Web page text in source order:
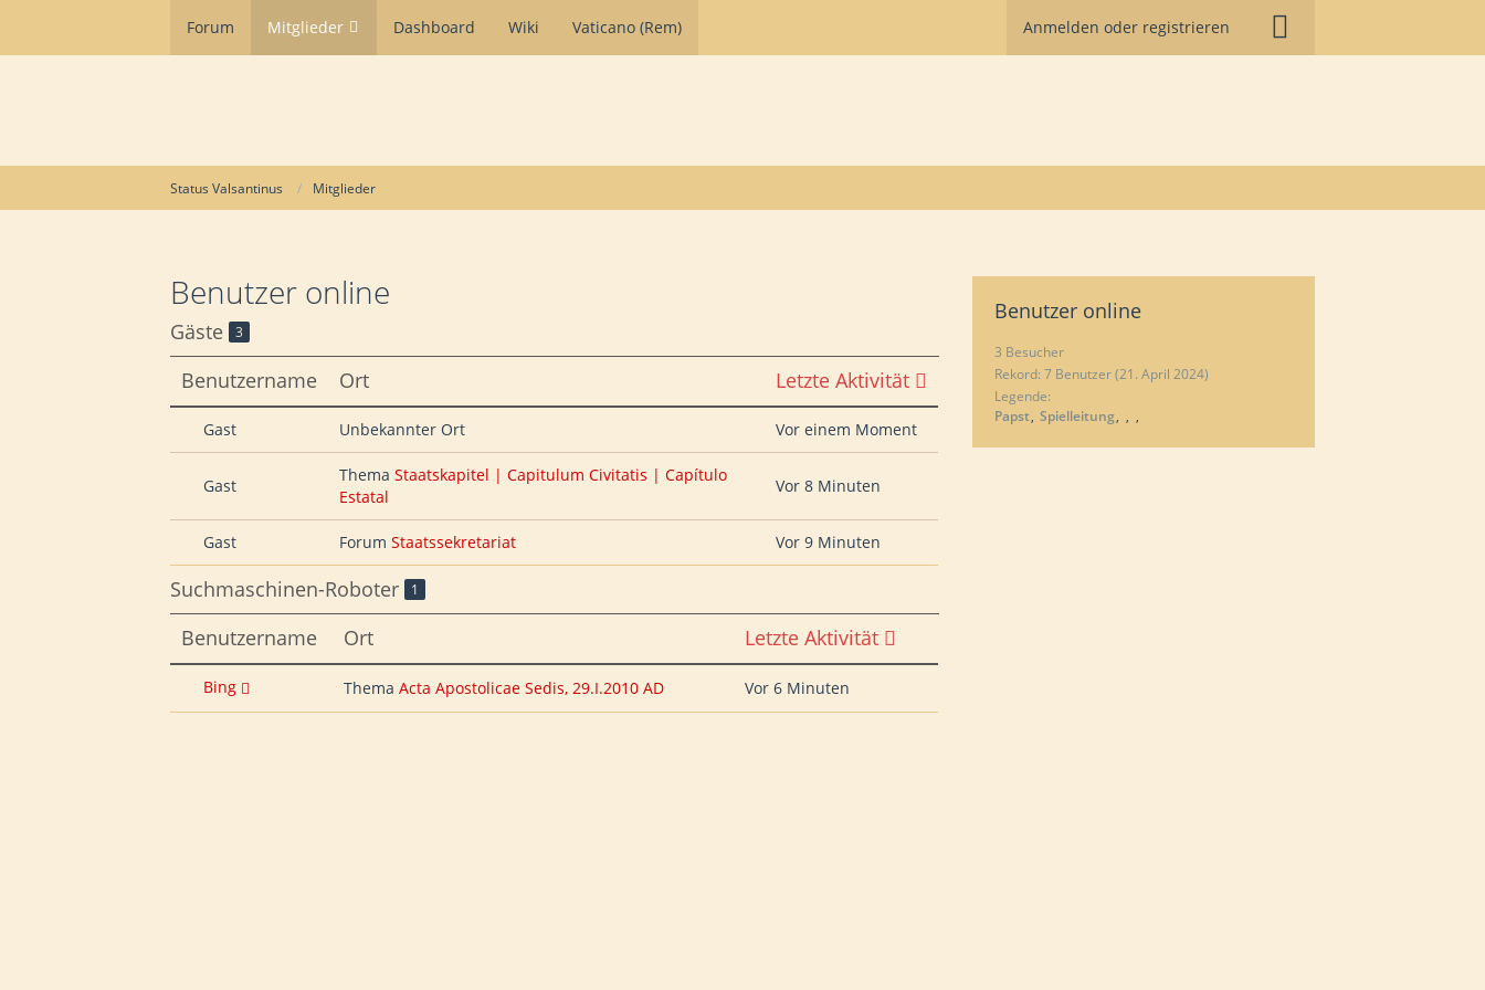
Forum Mitglieder Dashboard Wiki Vaticano (Rem) Anmelden oder registrieren
Status Valsantinus Mitglieder
Benutzer online
Gäste 3
Benutzername Ort Letzte Aktivität
Gast Unbekannter Ort Vor einem Moment
Gast
ThemaStaatskapitel | Capitulum Civitatis | Capítulo
Estatal
Vor 8 Minuten
Gast ForumStaatssekretariat Vor 9 Minuten
Suchmaschinen-Roboter 1
Benutzername Ort Letzte Aktivität
Bing ThemaActa Apostolicae Sedis, 29.I.2010 AD Vor 6 Minuten
Benutzer online
3 Besucher
Rekord: 7 Benutzer (21. April 2024)
Legende:
Papst Spielleitung